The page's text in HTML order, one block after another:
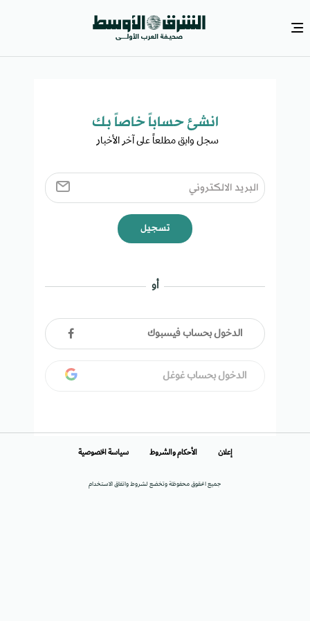
انشئ حساباً خاصاً بك​
سجل وابق مطلعاً على آخر الأخبار ​
تسجيل
أو
الدخول بحساب فيسبوك
الدخول بحساب غوغل
جميع الحقوق محفوظة وتخضع لشروط واتفاق الاستخدام
إعلان الأحكام والشروط سياسة الخصوصية